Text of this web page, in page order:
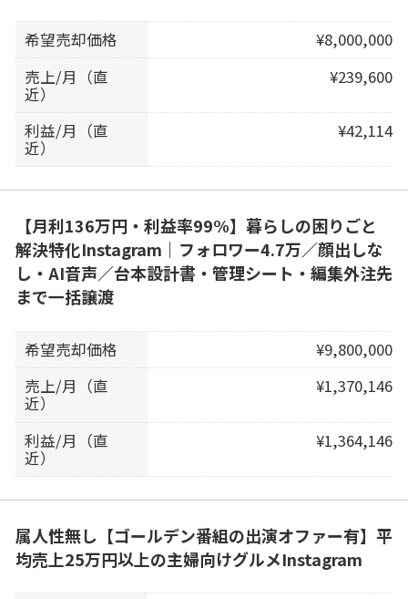
希望売却価格
¥8,000,000
売上/月（直
近）
¥239,600
利益/月（直
近）
¥42,114
【月利136万円・利益率99%】暮らしの困りごと
解決特化Instagram｜フォロワー4.7万／顔出しな
し・AI音声／台本設計書・管理シート・編集外注先
まで一括譲渡
希望売却価格
¥9,800,000
売上/月（直
近）
¥1,370,146
利益/月（直
近）
¥1,364,146
属人性無し【ゴールデン番組の出演オファー有】平
均売上25万円以上の主婦向けグルメInstagram